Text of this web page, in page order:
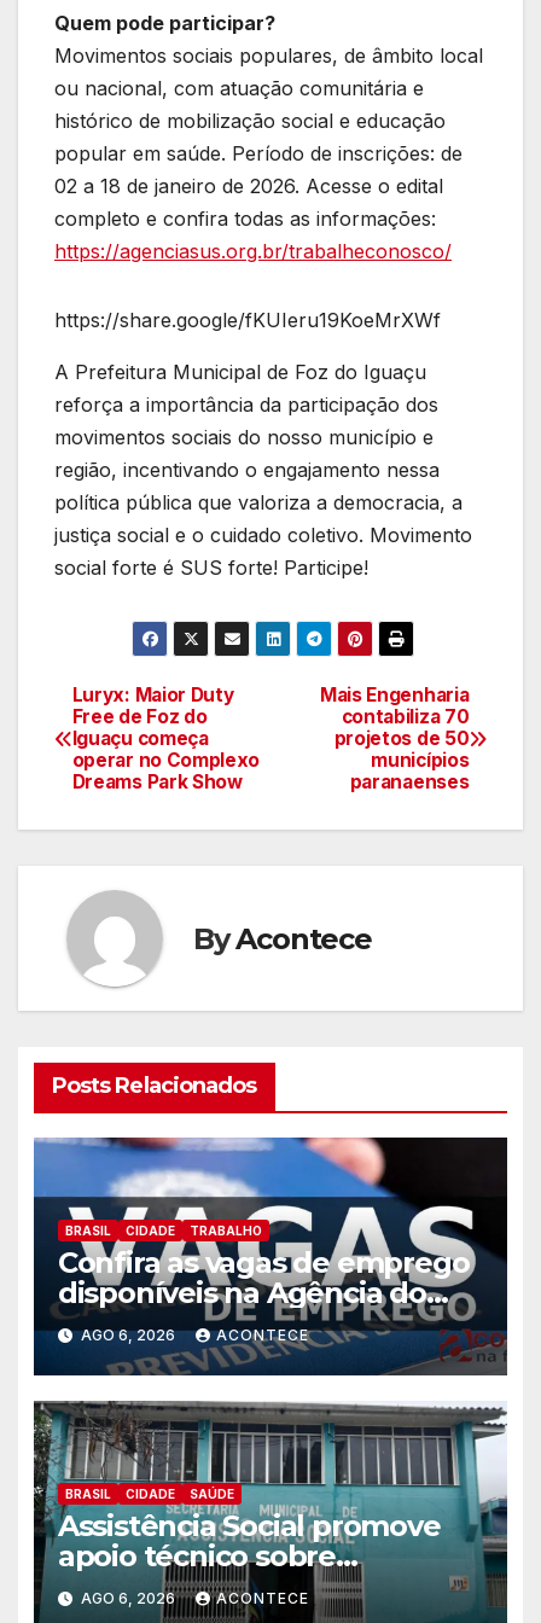
Quem pode participar?
Movimentos sociais populares, de âmbito local
ou nacional, com atuação comunitária e
histórico de mobilização social e educação
popular em saúde. Período de inscrições: de
02 a 18 de janeiro de 2026. Acesse o edital
completo e confira todas as informações:
https://agenciasus.org.br/trabalheconosco/
https://share.google/fKUIeru19KoeMrXWf
A Prefeitura Municipal de Foz do Iguaçu
reforça a importância da participação dos
movimentos sociais do nosso município e
região, incentivando o engajamento nessa
política pública que valoriza a democracia, a
justiça social e o cuidado coletivo. Movimento
social forte é SUS forte! Participe!
Navegação
de
Mais Engenharia
contabiliza 70
projetos de 50
municípios
paranaenses
Luryx: Maior Duty
Free de Foz do
Iguaçu começa
operar no Complexo
Dreams Park Show
ByAcontece
Posts Relacionados
BRASIL CIDADE TRABALHO
Confira as vagas de emprego
disponíveis na Agência do
Trabalhador
AGO 6, 2026 ACONTECE
BRASIL CIDADE SAÚDE
Assistência Social promove
apoio técnico sobre
preparação e resposta a
AGO 6, 2026 ACONTECE